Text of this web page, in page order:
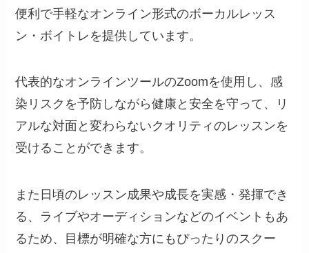
便利で手軽なオンライン形式のボーカルレッス
ン・ボイトレを提供しています。
代表的なオンラインツールのZoomを使用し、感
染リスクを予防しながら健康と安全を守って、リ
アルな対面と変わらないクオリティのレッスンを
受けることができます。
また日頃のレッスン成果や成長を実感・発揮でき
る、ライブやオーディションなどのイベントもあ
るため、目標が明確な方にもぴったりのスクー